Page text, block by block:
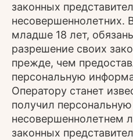
законных
несовершеннолетних.
младше 18 лет,
разрешение своих
прежде, чем
персональную
Оператору станет
получил
несовершеннолетнем
законных